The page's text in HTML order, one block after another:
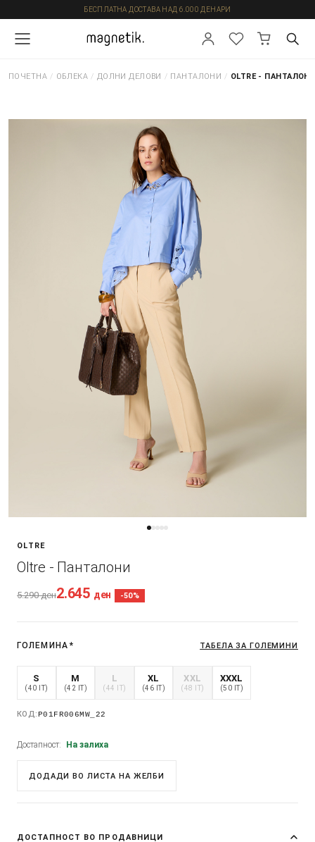
БЕСПЛАТНА ДОСТАВА НАД 6.000 ДЕНАРИ
ПОЧЕТНА / ОБЛЕКА / ДОЛНИ ДЕЛОВИ / ПАНТАЛОНИ / OLTRE -
OLTRE
Oltre - Панталони
5.290ден2.645 ден -50%
ГОЛЕМИНА * ТАБЕЛА ЗА ГОЛЕМИНИ
S
(40 IT)
M
(42 IT)
L
(44 IT)
XL
(46 IT)
XXL
(48 IT)
XXXL
(50 IT)
КОД: P01FR006MW_22
Достапност: На залиха
ДОДАДИ ВО ЛИСТА НА ЖЕЛБИ
ДОСТАПНОСТ ВО ПРОДАВНИЦИ